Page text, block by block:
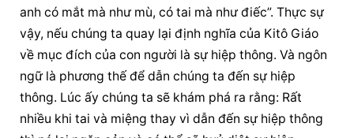
anh có mắt mà như mù, có tai mà như điếc”. Thực sự
vậy, nếu chúng ta quay lại định nghĩa của Kitô Giáo
về mục đích của con người là sự hiệp thông. Và ngôn
ngữ là phương thế để dẫn chúng ta đến sự hiệp
thông. Lúc ấy chúng ta sẽ khám phá ra rằng: Rất
nhiều khi tai và miệng thay vì dẫn đến sự hiệp thông